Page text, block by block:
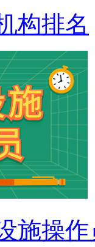
构排名
施操